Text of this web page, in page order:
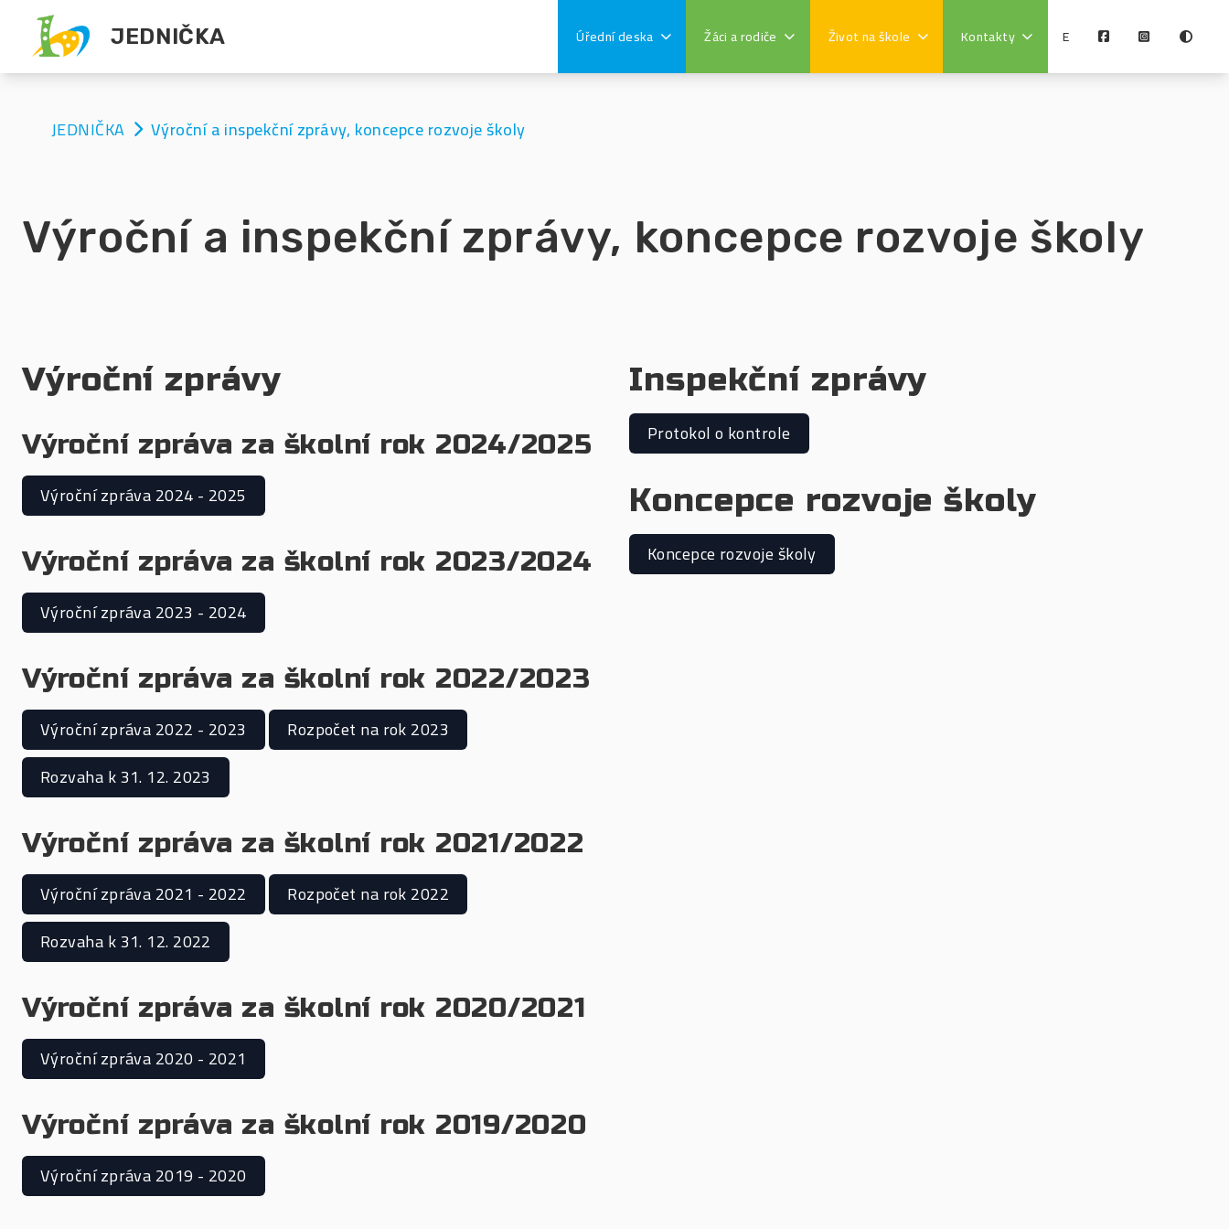
JEDNIČKA Úřední deska Žáci a rodiče Život na škole Kontakty E
JEDNIČKA Výroční a inspekční zprávy, koncepce rozvoje školy
Výroční a inspekční zprávy, koncepce rozvoje školy
Výroční zprávy
Výroční zpráva za školní rok 2024/2025
Výroční zpráva 2024 - 2025
Výroční zpráva za školní rok 2023/2024
Výroční zpráva 2023 - 2024
Výroční zpráva za školní rok 2022/2023
Výroční zpráva 2022 - 2023
Rozpočet na rok 2023
Rozvaha k 31. 12. 2023
Výroční zpráva za školní rok 2021/2022
Výroční zpráva 2021 - 2022
Rozpočet na rok 2022
Rozvaha k 31. 12. 2022
Výroční zpráva za školní rok 2020/2021
Výroční zpráva 2020 - 2021
Výroční zpráva za školní rok 2019/2020
Výroční zpráva 2019 - 2020
Inspekční zprávy
Protokol o kontrole
Koncepce rozvoje školy
Koncepce rozvoje školy